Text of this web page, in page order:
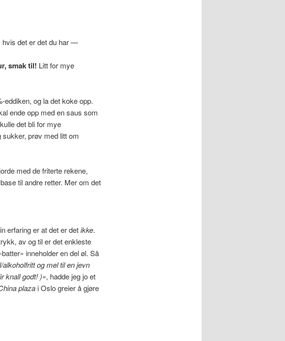
hvis det er det du har —
smak til! Litt for mye
eddiken, og la det koke opp.
ende opp med en saus som
det bli for mye
prøv med litt om
med de friterte rekene,
til andre retter. Mer om det
erfaring er at det er detikke.
av og til er det enkleste
inneholder en del øl. Så
og mel til en jevn
knall godt! )», hadde jeg jo et
plazai Oslo greier å gjøre